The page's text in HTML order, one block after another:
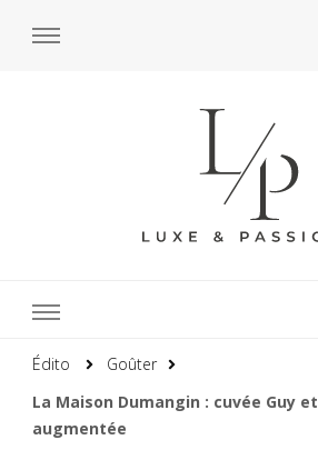
Édito
Goûter
La Maison Dumangin : cuvée Guy
augmentée